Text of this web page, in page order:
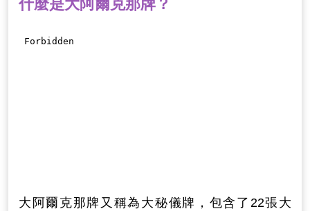
什麼是大阿爾克那牌？
大阿爾克那牌又稱為大秘儀牌，包含了22張大